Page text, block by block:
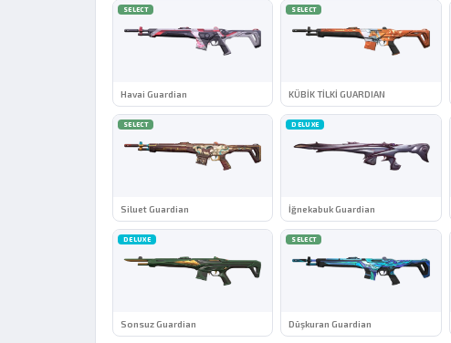
SELECT
Havai Guardian
SELECT
KÜBİK TİLKİ GUARDIAN
SELECT
Siluet Guardian
DELUXE
İğnekabuk Guardian
DELUXE
Sonsuz Guardian
SELECT
Düşkuran Guardian